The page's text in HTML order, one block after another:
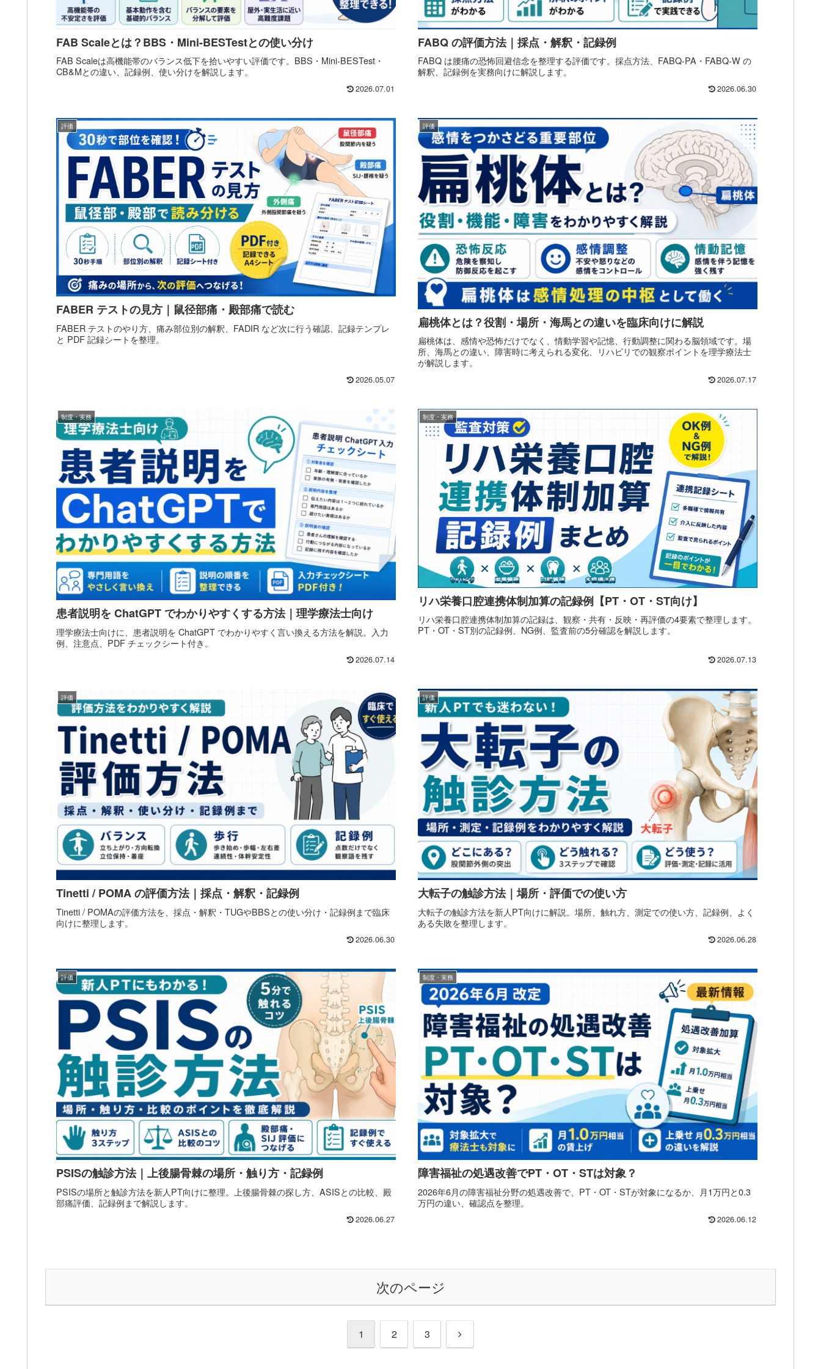
FAB Scaleとは？BBS・Mini-BESTestとの使い分け
FAB Scaleは高機能帯のバランス低下を拾いやすい評価です。BBS・Mini-BESTest・
CB&Mとの違い、記録例、使い分けを解説します。
2026.07.01
FABQ の評価方法｜採点・解釈・記録例
FABQ は腰痛の恐怖回避信念を整理する評価です。採点方法、FABQ-PA・FABQ-W の
解釈、記録例を実務向けに解説します。
2026.06.30
評価
FABER テストの見方｜鼠径部痛・殿部痛で読む
FABER テストのやり方、痛み部位別の解釈、FADIR など次に行う確認、記録テンプレ
と PDF 記録シートを整理。
2026.05.07
評価
扁桃体とは？役割・場所・海馬との違いを臨床向けに解説
扁桃体は、感情や恐怖だけでなく、情動学習や記憶、行動調整に関わる脳領域です。場
所、海馬との違い、障害時に考えられる変化、リハビリでの観察ポイントを理学療法士
が解説します。
2026.07.17
制度・実務
患者説明を ChatGPT でわかりやすくする方法｜理学療法士向け
理学療法士向けに、患者説明を ChatGPT でわかりやすく言い換える方法を解説。入力
例、注意点、PDF チェックシート付き。
2026.07.14
制度・実務
リハ栄養口腔連携体制加算の記録例【PT・OT・ST向け】
リハ栄養口腔連携体制加算の記録は、観察・共有・反映・再評価の4要素で整理します。
PT・OT・ST別の記録例、NG例、監査前の5分確認を解説します。
2026.07.13
評価
Tinetti / POMA の評価方法｜採点・解釈・記録例
Tinetti / POMAの評価方法を、採点・解釈・TUGやBBSとの使い分け・記録例まで臨床
向けに整理します。
2026.06.30
評価
大転子の触診方法｜場所・評価での使い方
大転子の触診方法を新人PT向けに解説。場所、触れ方、測定での使い方、記録例、よく
ある失敗を整理します。
2026.06.28
評価
PSISの触診方法｜上後腸骨棘の場所・触り方・記録例
PSISの場所と触診方法を新人PT向けに整理。上後腸骨棘の探し方、ASISとの比較、殿
部痛評価、記録例まで解説します。
2026.06.27
制度・実務
障害福祉の処遇改善でPT・OT・STは対象？
2026年6月の障害福祉分野の処遇改善で、PT・OT・STが対象になるか、月1万円と0.3
万円の違い、確認点を整理。
2026.06.12
次のページ
1 2 3
次